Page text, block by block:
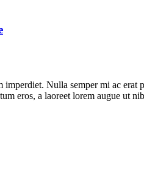
Nulla semper mi ac
eros, a laoreet lorem augue ut